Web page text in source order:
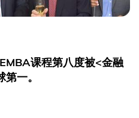
课程第八度被<金融
一。